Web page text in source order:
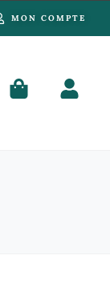
MON COMPTE